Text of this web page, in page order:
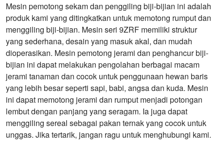
Ukuran
keseluruhan
1950*1200*1800mm
Mesin pemotong sekam dan penggiling biji-bijian ini adalah
produk kami yang ditingkatkan untuk memotong rumput dan
menggiling biji-bijian. Mesin seri 9ZRF memiliki struktur
yang sederhana, desain yang masuk akal, dan mudah
dioperasikan. Mesin pemotong jerami dan penghancur biji-
bijian ini dapat melakukan pengolahan berbagai macam
jerami tanaman dan cocok untuk penggunaan hewan baris
yang lebih besar seperti sapi, babi, angsa dan kuda. Mesin
ini dapat memotong jerami dan rumput menjadi potongan
lembut dengan panjang yang seragam. Ia juga dapat
menggiling sereal sebagai pakan ternak yang cocok untuk
unggas. Jika tertarik, jangan ragu untuk menghubungi kami.